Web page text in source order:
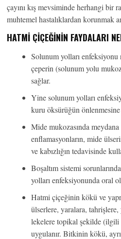
çayını kış mevsiminde herhangi bir
muhtemel hastalıklardan korunmak
HATMI ÇIÇEĞININ FAYDALARI
Solunum yolları
çeperin (solunum yolu
sağlar.
Yine solunum yolları
kuru öksürüğün önlenmesine
Mide mukozasında
enflamasyonların, mide
ve kabızlığın tedavisinde
Boşaltım sistemi
yolları enfeksiyonunda oral
Hatmi çiçeğinin kökü ve
ülserlere, yaralara, tahrişlere,
lekelere topikal şekilde
uygulanır. Bitkinin kökü,